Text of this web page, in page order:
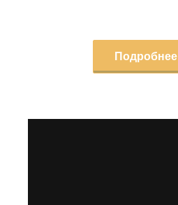
Подробнее